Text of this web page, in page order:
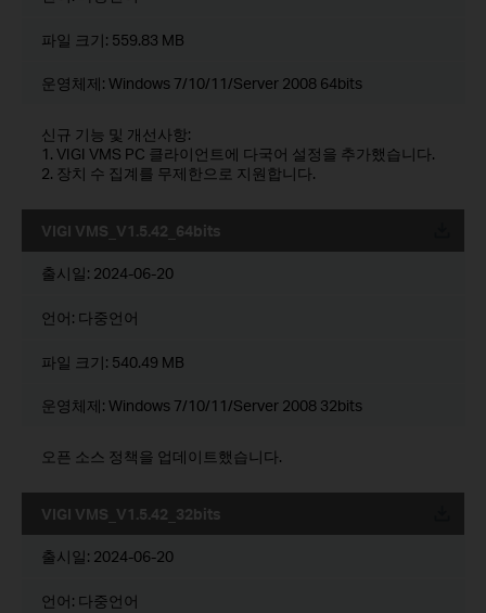
파일 크기: 559.83 MB
운영체제: Windows 7/10/11/Server 2008 64bits
신규 기능 및 개선사항:
1. VIGI VMS PC 클라이언트에 다국어 설정을 추가했습니다.
2. 장치 수 집계를 무제한으로 지원합니다.
VIGI VMS_V1.5.42_64bits
출시일: 2024-06-20
언어: 다중언어
파일 크기: 540.49 MB
운영체제: Windows 7/10/11/Server 2008 32bits
오픈 소스 정책을 업데이트했습니다.
VIGI VMS_V1.5.42_32bits
출시일: 2024-06-20
언어: 다중언어